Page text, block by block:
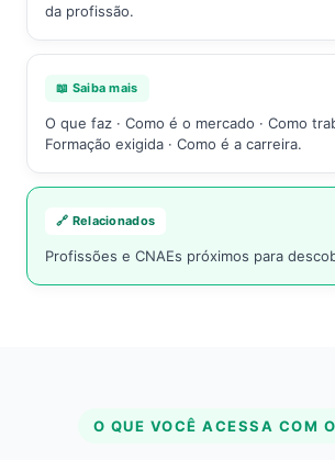
da profissão.
📖 Saiba mais
O que faz · Como é o mercado · Como
Formação exigida · Como é a carreira.
🔗 Relacionados
Profissões e CNAEs próximos para
O QUE VOCÊ ACESSA COM